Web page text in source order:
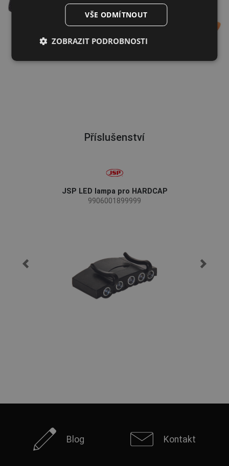
Příslušenství
JSP LED lampa pro HARDCAP
9906001899999
Blog Kontakt
DUTCH
LATVIAN
VŠE ODMÍTNOUT
ZOBRAZIT PODROBNOSTI